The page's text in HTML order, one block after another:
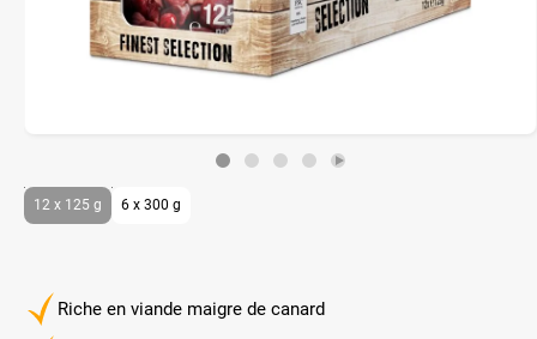
Riche en viande maigre de canard
12 x 125 g 6 x 300 g